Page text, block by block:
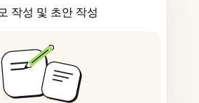
작성 및 초안 작성